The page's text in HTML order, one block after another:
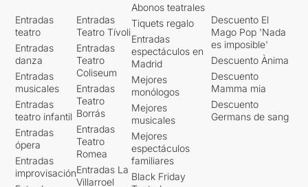
Entradas
teatro
Entradas
danza
Entradas
musicales
Entradas
teatro infantil
Entradas
ópera
Entradas
improvisación
Entradas
Teatro Tívoli
Entradas
Teatro
Coliseum
Entradas
Teatro
Borrás
Entradas
Teatro
Romea
Entradas La
Villarroel
Abonos teatrales
Tiquets regalo
Entradas
espectáculos en
Madrid
Mejores
monólogos
Mejores
musicales
Mejores
espectáculos
familiares
Black Friday
Descuento El
Mago Pop 'Nada
es imposible'
Descuento Ànima
Descuento
Mamma mia
Descuento
Germans de sang